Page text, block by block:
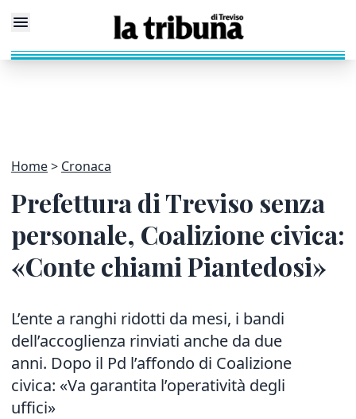
Home Cronaca
Prefettura di Treviso senza
personale, Coalizione civica:
«Conte chiami Piantedosi»
L’ente a ranghi ridotti da mesi, i bandi
dell’accoglienza rinviati anche da due
anni. Dopo il Pd l’affondo di Coalizione
civica: «Va garantita l’operatività degli
uffici»